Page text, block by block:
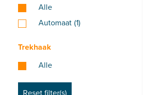
Alle
Automaat (1)
Trekhaak
Alle